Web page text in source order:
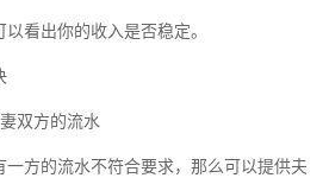
出你的收入是否稳定。
双方的流水
方的流水不符合要求，那么可以提供夫